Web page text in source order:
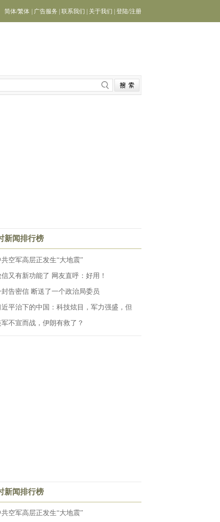
简体/繁体 广告服务 联系我们 关于我们 登陆/注册
新闻排行榜
共空军高层正发生“大地震”
信又有新功能了 网友直呼：好用！
封告密信 断送了一个政治局委员
近平治下的中国：科技炫目，军力强盛，但
军不宣而战，伊朗有救了？
新闻排行榜
共空军高层正发生“大地震”